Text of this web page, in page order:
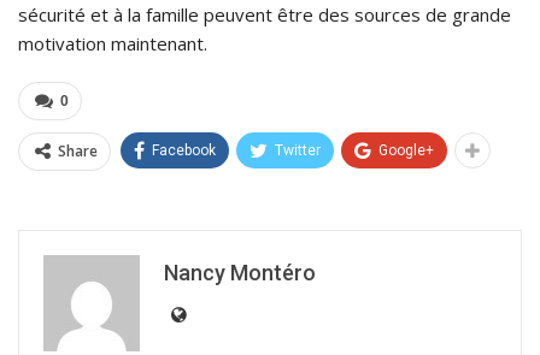
sécurité et à la famille peuvent être des sources de grande
motivation maintenant.
0
Share Facebook Twitter Google+
Nancy Montéro